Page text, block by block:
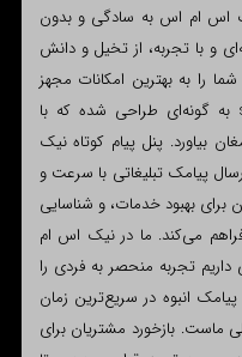
اس ام اس به سادگی و بدون
و با تجربه، از تخیل و دانش
را به بهترین امکانات مجهز
کنیم. در نیک اس ام اس، ارسال sms به گونه‌ای طراحی شده که با
بیاورد. پنل پیام کوتاه نیک
پیامک تبلیغاتی با سرعت و
برای بهبود خدمات، و شناسایی
می‌کند. ما در نیک اس ام
تجربه منحصر به فردی را
انبوه در سریع‌ترین زمان
ماست. بازخورد مشتریان برای